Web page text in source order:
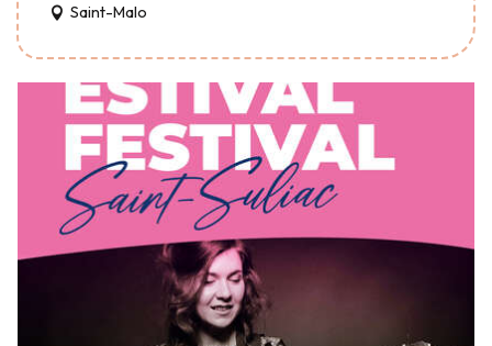
Saint-Malo